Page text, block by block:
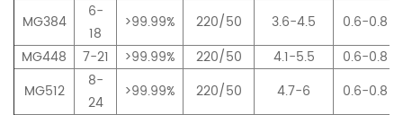
MG384
6-
18
>99.99% 220/50 3.6-4.5
0.6-0.8
MG448
7-21 >99.99% 220/50 4.1-5.5
0.6-0.8
MG512
8-
24
>99.99% 220/50 4.7-6 0.6-0.8